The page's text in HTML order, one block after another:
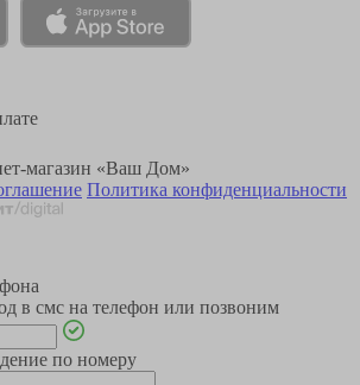
магазин «Ваш Дом»
Политика конфиденциальности
в смс на телефон или позвоним
по номеру